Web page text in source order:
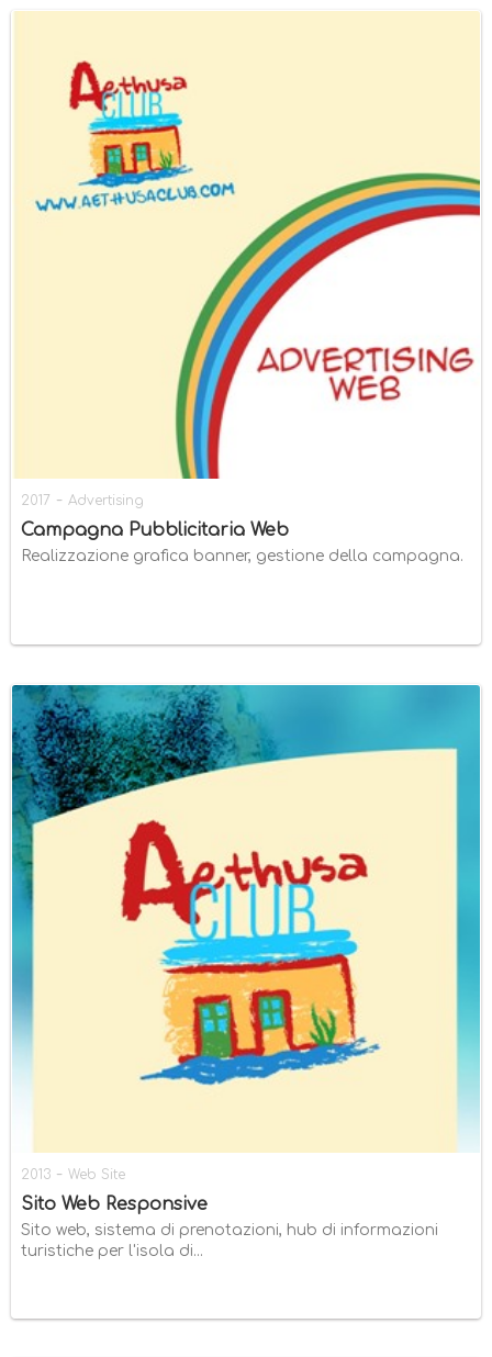
2017 - Advertising
Campagna Pubblicitaria Web
Realizzazione grafica banner, gestione della campagna.
2013 - Web Site
Sito Web Responsive
Sito web, sistema di prenotazioni, hub di informazioni
turistiche per l'isola di...